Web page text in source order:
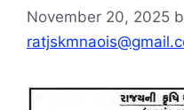
November 20, 2025